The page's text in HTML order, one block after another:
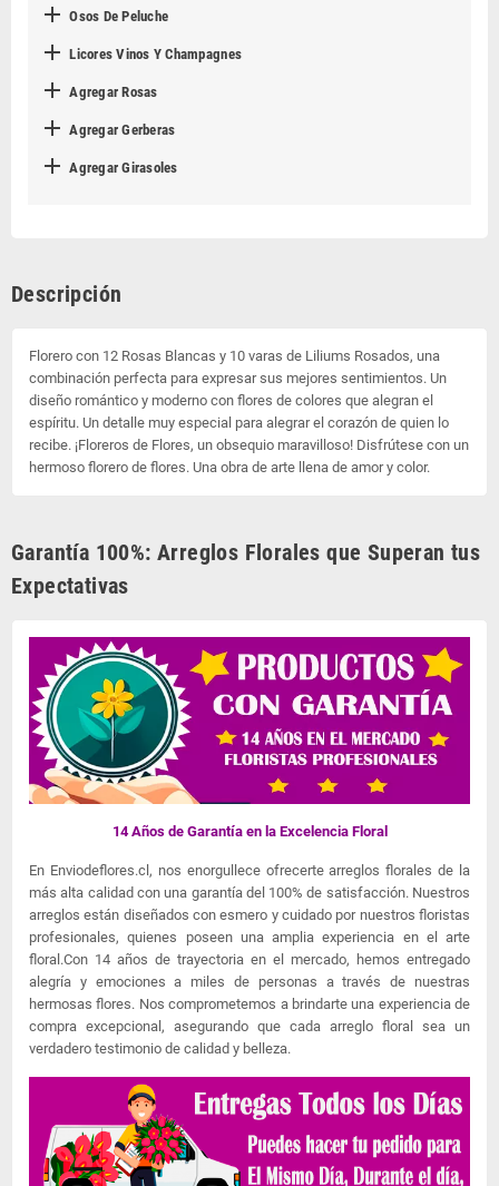
 Osos De Peluche
 Licores Vinos Y Champagnes
 Agregar Rosas
 Agregar Gerberas
 Agregar Girasoles
Descripción
Florero con 12 Rosas Blancas y 10 varas de Liliums Rosados, una
combinación perfecta para expresar sus mejores sentimientos. Un
diseño romántico y moderno con flores de colores que alegran el
espíritu. Un detalle muy especial para alegrar el corazón de quien lo
recibe. ¡Floreros de Flores, un obsequio maravilloso! Disfrútese con un
hermoso florero de flores. Una obra de arte llena de amor y color.
Garantía 100%: Arreglos Florales que Superan tus
Expectativas
14 Años de Garantía en la Excelencia Floral
En Enviodeflores.cl, nos enorgullece ofrecerte arreglos florales de la
más alta calidad con una garantía del 100% de satisfacción. Nuestros
arreglos están diseñados con esmero y cuidado por nuestros floristas
profesionales, quienes poseen una amplia experiencia en el arte
floral.Con 14 años de trayectoria en el mercado, hemos entregado
alegría y emociones a miles de personas a través de nuestras
hermosas flores. Nos comprometemos a brindarte una experiencia de
compra excepcional, asegurando que cada arreglo floral sea un
verdadero testimonio de calidad y belleza.